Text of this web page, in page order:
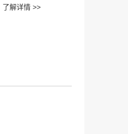
了解详情 >>